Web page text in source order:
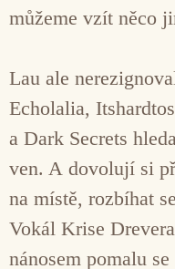
můžeme vzít něco
Lau ale
Echolalia,
a Dark Secrets
ven. A dovolují si
na místě, rozbíhat
Vokál Krise
nánosem pomalu